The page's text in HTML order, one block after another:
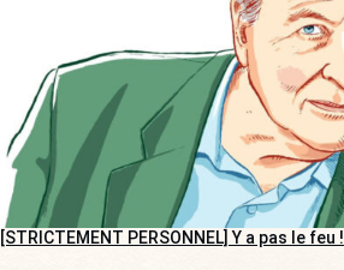
[STRICTEMENT PERSONNEL] Y a pas le feu !